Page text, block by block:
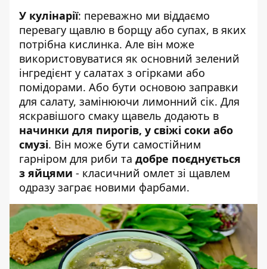
У кулінарії: переважно ми віддаємо
перевагу щавлю в борщу або супах, в яких
потрібна кислинка. Але він може
використовуватися як основний зелений
інгредієнт у салатах з огірками або
помідорами. Або бути основою заправки
для салату, замінюючи лимонний сік. Для
яскравішого смаку щавель додають в
начинки для пирогів, у свіжі соки або
смузі. Він може бути самостійним
гарніром для риби та добре поєднується
з яйцями - класичний омлет зі щавлем
одразу заграє новими фарбами.